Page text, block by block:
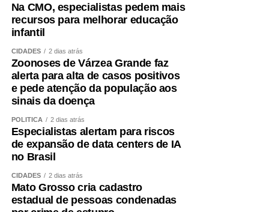
Na CMO, especialistas pedem mais
recursos para melhorar educação
infantil
CIDADES 2 dias atrás
Zoonoses de Várzea Grande faz
alerta para alta de casos positivos
e pede atenção da população aos
sinais da doença
POLÍTICA 2 dias atrás
Especialistas alertam para riscos
de expansão de data centers de IA
no Brasil
CIDADES 2 dias atrás
Mato Grosso cria cadastro
estadual de pessoas condenadas